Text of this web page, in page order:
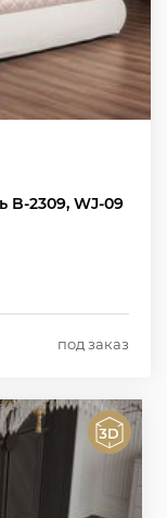
B-2309, WJ-09
под заказ